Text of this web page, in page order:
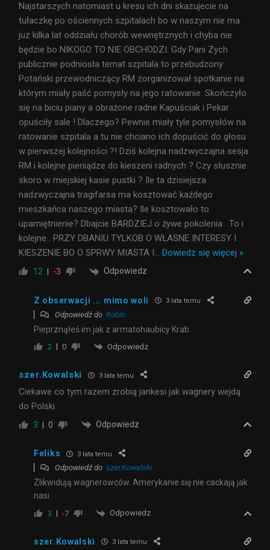
Najstarszych natomiast u kresu ich dni skazujecie na
tułaczkę po ościennych szpitalach bo w naszym nie ma
juz kilka lat oddziału chorób wewnętrznych i chyba nie
będzie bo NIKOGO TO NIE OBCHODZI. Gdy Pani Zych
publicznie podniosła temat szpitala to przebudzony
Potański przewodniczący RM zorganizował spotkanie na
którym miały paść pomysły na jego ratowanie. Skończyło
się na biciu piany a obrażone radne Kapuściak i Pekar
opuściły sale ! Dlaczego? Pewnie miały tyle pomysłów na
ratowanie szpitala a tu nie chciano ich dopuścić do głosu
w pierwszej kolejności ?! Dziś kolejna nadzwyczajna sesja
RM i kolejne pieniądze do kieszeni radnych ? Czy słusznie
skoro w miejskiej kasie pustki ? Ile ta dzisiejsza
nadzwyczajna tragifarsa ma kosztować każdego
mieszkańca naszego miasta? Ile kosztowało to
upamiętnienie? Dbajcie BARDZIEJ o żywe pokolenia . To i
kolejne . PRZY DBANIU TYLKOB O WŁASNE INTERESY I
KIESZENIE BO O SPRWY MIASTA I… Dowiedz się więcej »
12 -3 Odpowiedz
Z obserwacji ... mimo woli 3 lata temu
Odpowiedź do Robin
Pieprznąłeś im jak z armatohaubicy Krab.
2 0 Odpowiedz
szer.Kowalski 3 lata temu
Ciekawe co tym razem zrobią jankesi jak wagnery wejdą
do Polski
3 0 Odpowiedz
Feliks 3 lata temu
Odpowiedź do szer.Kowalski
Zlikwidują wagnerowców. Amerykanie się nie cackają jak
nasi
3 -7 Odpowiedz
szer.Kowalski 3 lata temu